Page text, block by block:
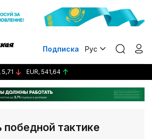
Подписка Рус
5,71 EUR, 541,64
победной тактике